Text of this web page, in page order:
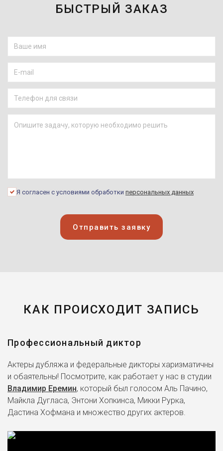
БЫСТРЫЙ ЗАКАЗ
Я согласен с условиями обработки персональных данных
Отправить заявку
КАК ПРОИСХОДИТ ЗАПИСЬ
Профессиональный диктор
Актеры дубляжа и федеральные дикторы харизматичны
и обаятельны! Посмотрите, как работает у нас в студии
Владимир Еремин, который был голосом Аль Пачино,
Майкла Дугласа, Энтони Хопкинса, Микки Рурка,
Дастина Хофмана и множество других актеров.